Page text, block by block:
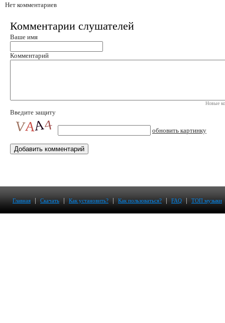
Нет комментариев
Комментарии слушателей
Ваше имя
Комментарий
Новые
Введите защиту
обновить картинку
Главная | Скачать | Как установить? | Как пользоваться? | FAQ | ТОП музыки